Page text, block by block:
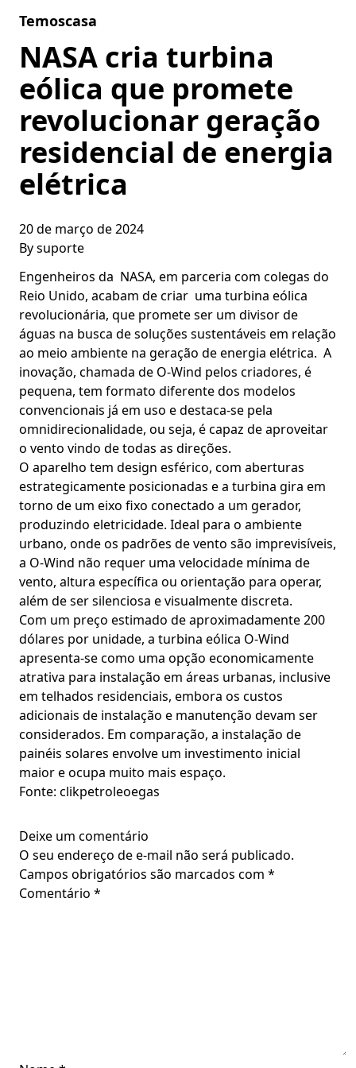
Temoscasa
NASA cria turbina
eólica que promete
revolucionar geração
residencial de energia
elétrica
20 de março de 2024
Bysuporte
Engenheiros da NASA, em parceria com colegas do
Reio Unido, acabam de criar uma turbina eólica
revolucionária, que promete ser um divisor de
águas na busca de soluções sustentáveis em relação
ao meio ambiente na geração de energia elétrica. A
inovação, chamada de O-Wind pelos criadores, é
pequena, tem formato diferente dos modelos
convencionais já em uso e destaca-se pela
omnidirecionalidade, ou seja, é capaz de aproveitar
o vento vindo de todas as direções.
O aparelho tem design esférico, com aberturas
estrategicamente posicionadas e a turbina gira em
torno de um eixo fixo conectado a um gerador,
produzindo eletricidade. Ideal para o ambiente
urbano, onde os padrões de vento são imprevisíveis,
a O-Wind não requer uma velocidade mínima de
vento, altura específica ou orientação para operar,
além de ser silenciosa e visualmente discreta.
Com um preço estimado de aproximadamente 200
dólares por unidade, a turbina eólica O-Wind
apresenta-se como uma opção economicamente
atrativa para instalação em áreas urbanas, inclusive
em telhados residenciais, embora os custos
adicionais de instalação e manutenção devam ser
considerados. Em comparação, a instalação de
painéis solares envolve um investimento inicial
maior e ocupa muito mais espaço.
Fonte: clikpetroleoegas
Deixe um comentário
O seu endereço de e-mail não será publicado.
Campos obrigatórios são marcados com *
Comentário *